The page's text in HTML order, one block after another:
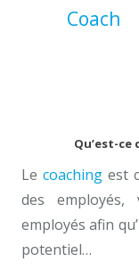
Coach
Qu’est-
Le coachingest
des
employés afin
potentiel…